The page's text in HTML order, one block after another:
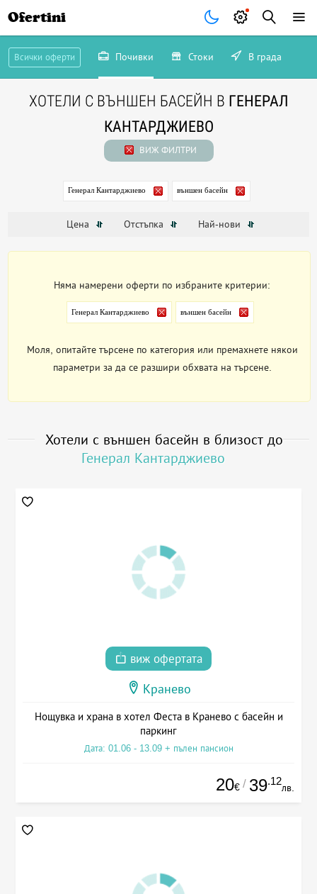
Ofertini
Всички оферти Почивки Стоки В града
ХОТЕЛИ С ВЪНШЕН БАСЕЙН В ГЕНЕРАЛ
КАНТАРДЖИЕВО
ВИЖ ФИЛТРИ
Генерал Кантарджиево външен басейн
Цена Отстъпка Най-нови
Няма намерени оферти по избраните критерии:
Генерал Кантарджиево външен басейн
Моля, опитайте търсене по категория или премахнете някои
параметри за да се разшири обхвата на търсене.
Хотели с външен басейн в близост до
Генерал Кантарджиево
виж офертата
Кранево
Нощувка и храна в хотел Феста в Кранево с басейн и
паркинг
Дата: 01.06 - 13.09 + пълен пансион
20€ / 39.12
лв.